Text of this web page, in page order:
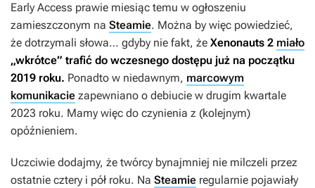
Early Access prawie miesiąc temu w ogłoszeniu
zamieszczonym na Steamie. Można by więc powiedzieć,
że dotrzymali słowa… gdyby nie fakt, że Xenonauts 2 miało
„wkrótce” trafić do wczesnego dostępu już na początku
2019 roku. Ponadto w niedawnym, marcowym
komunikacie zapewniano o debiucie w drugim kwartale
2023 roku. Mamy więc do czynienia z (kolejnym)
opóźnieniem.
Uczciwie dodajmy, że twórcy bynajmniej nie milczeli przez
ostatnie cztery i pół roku. Na Steamie regularnie pojawiały